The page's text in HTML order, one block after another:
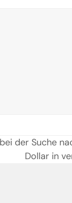
der Suche
Dollar in